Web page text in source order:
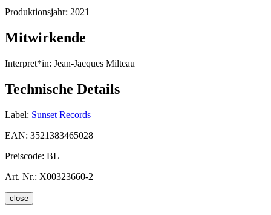
Produktionsjahr: 2021
Mitwirkende
Interpret*in: Jean-Jacques Milteau
Technische Details
Label: Sunset Records
EAN: 3521383465028
Preiscode: BL
Art. Nr.: X00323660-2
close